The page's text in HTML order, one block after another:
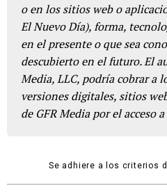
o en los sitios web o
El Nuevo Día), forma,
en el presente o que sea
descubierto en el futuro. El
Media, LLC, podría cobrar a
versiones digitales, sitios
de GFR Media por el acceso
Se adhiere a los criterios